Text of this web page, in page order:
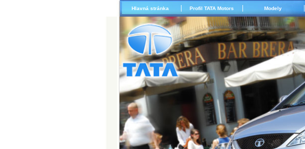
Hlavná stránka Profil TATA Motors Modely